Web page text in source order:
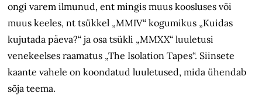
ongi varem ilmunud, ent mingis muus koosluses või
muus keeles, nt tsükkel „MMIV“ kogumikus „Kuidas
kujutada päeva?“ ja osa tsükli „MMXX“ luuletusi
venekeelses raamatus „The Isolation Tapes“. Siinsete
kaante vahele on koondatud luuletused, mida ühendab
sõja teema.